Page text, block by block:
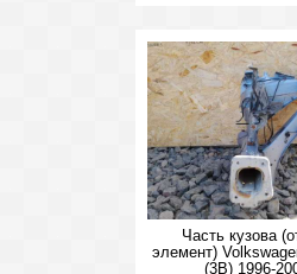
Часть кузова
элемент)
(3B) 1996-